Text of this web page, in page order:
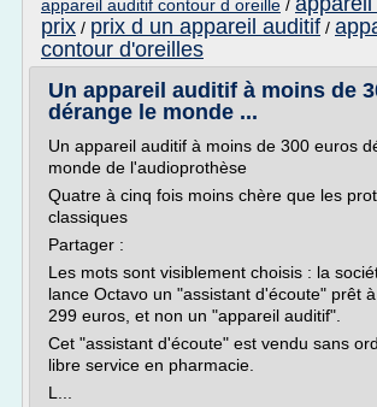
appareil auditif contour d oreille /
prix / prix d un appareil auditif /
contour d'oreilles
Un appareil auditif à moins de
dérange le monde ...
Un appareil auditif à moins de 300 euros
monde de l'audioprothèse
Quatre à cinq fois moins chère que les
classiques
Partager :
Les mots sont visiblement choisis : la
lance Octavo un "assistant d'écoute" prêt
299 euros, et non un "appareil auditif".
Cet "assistant d'écoute" est vendu sans
libre service en pharmacie.
L...